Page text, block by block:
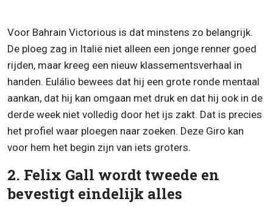
Voor Bahrain Victorious is dat minstens zo belangrijk.
De ploeg zag in Italië niet alleen een jonge renner goed
rijden, maar kreeg een nieuw klassementsverhaal in
handen. Eulálio bewees dat hij een grote ronde mentaal
aankan, dat hij kan omgaan met druk en dat hij ook in de
derde week niet volledig door het ijs zakt. Dat is precies
het profiel waar ploegen naar zoeken. Deze Giro kan
voor hem het begin zijn van iets groters.
2. Felix Gall wordt tweede en
bevestigt eindelijk alles